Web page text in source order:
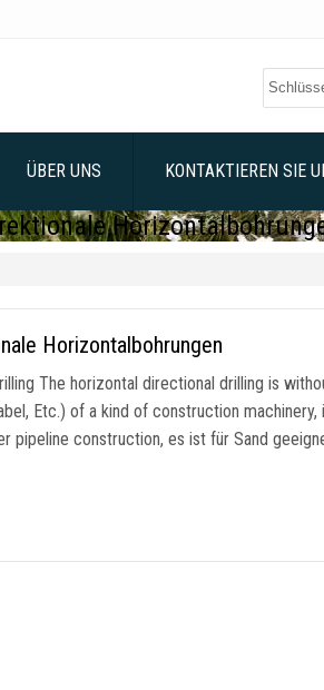
ÜBER UNS KONTAKTIEREN SIE
Horizontalbohrungen
The horizontal directional drilling is
Etc.)of a kind of construction machinery,
pipeline construction, es ist für Sand